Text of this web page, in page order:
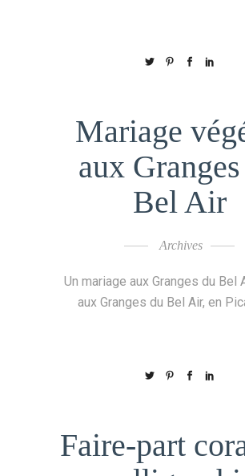
Mariage
aux
Bel Air
Archives
Un mariage aux Granges du Bel
aux Granges du Bel Air, en
Faire-part